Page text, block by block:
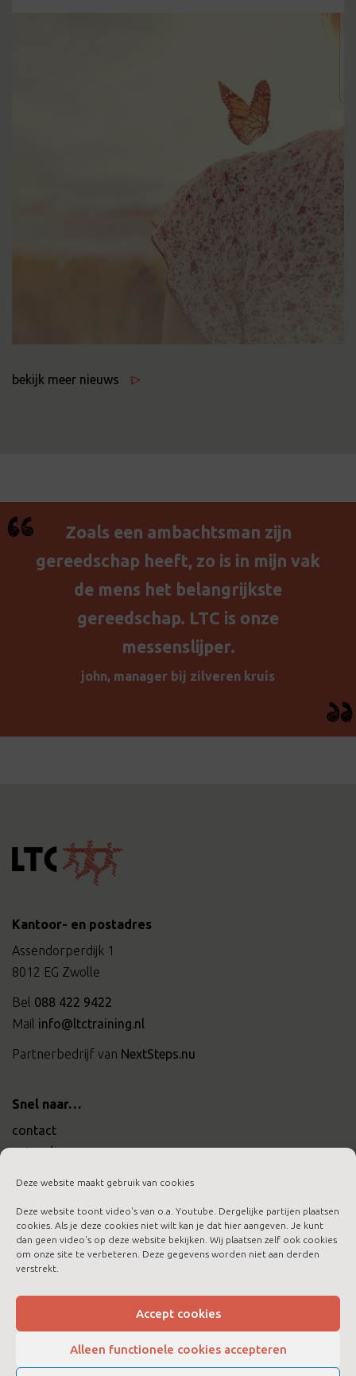
Deze website maakt gebruik van cookies
Deze website toont video's van o.a. Youtube. Dergelijke partijen plaatsen
cookies. Als je deze cookies niet wilt kan je dat hier aangeven. Je kunt
dan geen video's op deze website bekijken. Wij plaatsen zelf ook cookies
om onze site te verbeteren. Deze gegevens worden niet aan derden
verstrekt.
Accept cookies
Alleen functionele cookies accepteren
bekijk meer nieuws
Zoals een ambachtsman zijn
gereedschap heeft, zo is in mijn vak
de mens het belangrijkste
gereedschap. LTC is onze
messenslijper.
john, manager bij zilveren kruis
Kantoor- en postadres
Assendorperdijk 1
8012 EG Zwolle
Bel 088 422 9422
Mail info@ltctraining.nl
Partnerbedrijf van NextSteps.nu
Snel naar…
contact
actueel
aanmelden nieuwsbrief
disclaimer
privacybeleid